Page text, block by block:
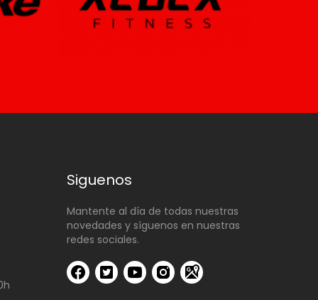
Siguenos
Mantente al día de todas nuestras
novedades y síguenos en nuestras
redes sociales.